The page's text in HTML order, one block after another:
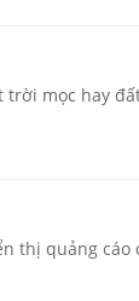
mọc hay
thị quảng cáo